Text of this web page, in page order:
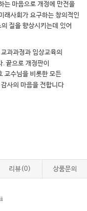
는 마음으로 개정에 만전을
래사회가 요구하는 창의적인
질을 향상시키는데 있어
과과정과 임상교육의
.끝으로 개정판이
교수님을 비롯한 모든
사의 마음을 전합니다
리뷰(0) 상품문의